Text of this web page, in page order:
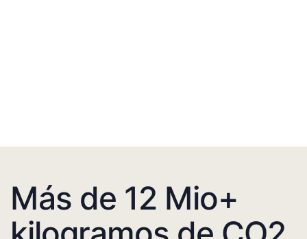
Más de 12 Mio+